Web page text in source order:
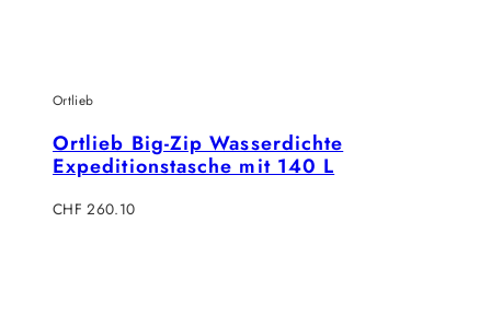
Ortlieb
Ortlieb Big-Zip Wasserdichte
Expeditionstasche mit 140 L
Verkaufspreis
CHF 260.10